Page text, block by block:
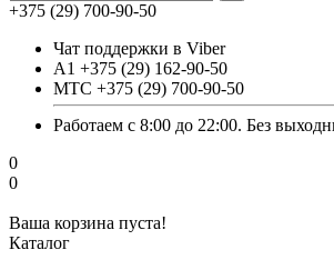
+375 (29) 700-90-50
Чат поддержки в Viber
А1 +375 (29) 162-90-50
МТС +375 (29) 700-90-50
Работаем с 8:00 до 22:00. Без
0
0
Ваша корзина пуста!
Каталог